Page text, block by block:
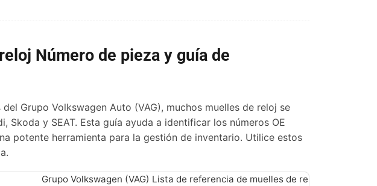
Número de pieza y guía de
Grupo Volkswagen Auto (VAG), muchos muelles de reloj se
Skoda y SEAT. Esta guía ayuda a identificar los números OE
potente herramienta para la gestión de inventario. Utilice estos
Grupo Volkswagen (VAG) Lista de referencia de muelles de reloj OE